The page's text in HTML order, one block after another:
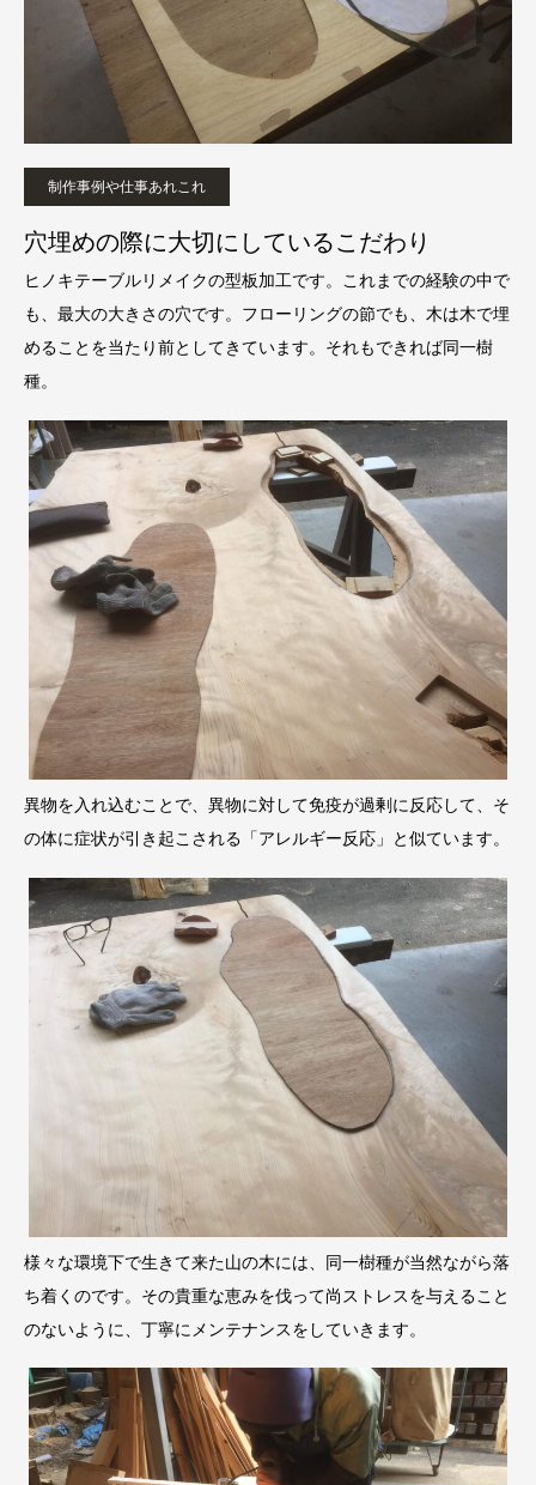
制作事例や仕事あれこれ
穴埋めの際に大切にしているこだわり
ヒノキテーブルリメイクの型板加工です。これまでの経験の中で
も、最大の大きさの穴です。フローリングの節でも、木は木で埋
めることを当たり前としてきています。それもできれば同一樹
種。
異物を入れ込むことで、異物に対して免疫が過剰に反応して、そ
の体に症状が引き起こされる「アレルギー反応」と似ています。
様々な環境下で生きて来た山の木には、同一樹種が当然ながら落
ち着くのです。その貴重な恵みを伐って尚ストレスを与えること
のないように、丁寧にメンテナンスをしていきます。